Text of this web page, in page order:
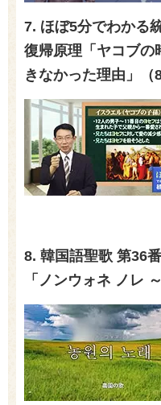
7. ほぼ5分でわかる
復帰原理「ヤコブの
きなかった理由」（8
8. 韓国語聖歌 第36番
「ノンウォネ ノレ